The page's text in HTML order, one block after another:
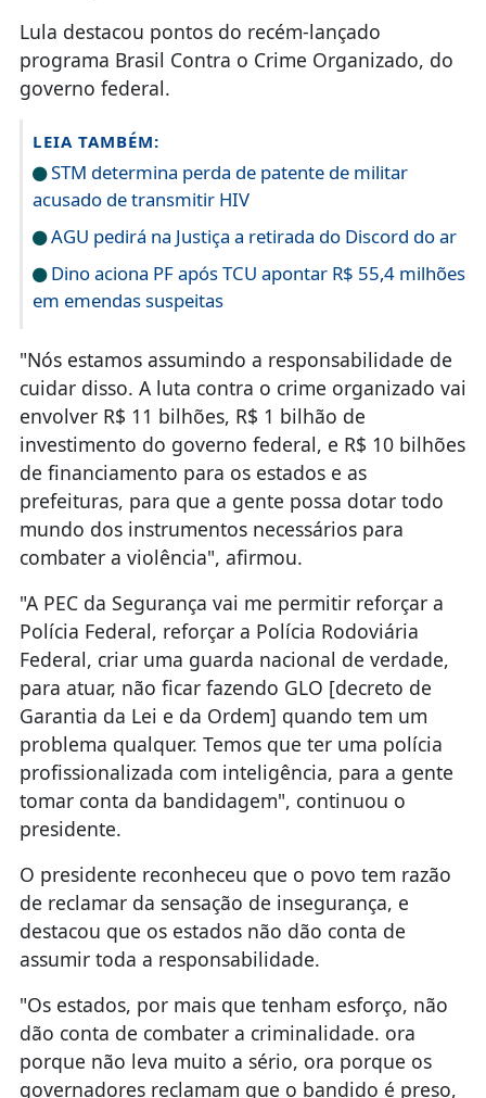
Lula destacou pontos do recém-lançado
programa Brasil Contra o Crime Organizado, do
governo federal.
LEIA TAMBÉM:
STM determina perda de patente de militar
acusado de transmitir HIV
AGU pedirá na Justiça a retirada do Discord do ar
Dino aciona PF após TCU apontar R$ 55,4 milhões
em emendas suspeitas
"Nós estamos assumindo a responsabilidade de
cuidar disso. A luta contra o crime organizado vai
envolver R$ 11 bilhões, R$ 1 bilhão de
investimento do governo federal, e R$ 10 bilhões
de financiamento para os estados e as
prefeituras, para que a gente possa dotar todo
mundo dos instrumentos necessários para
combater a violência", afirmou.
"A PEC da Segurança vai me permitir reforçar a
Polícia Federal, reforçar a Polícia Rodoviária
Federal, criar uma guarda nacional de verdade,
para atuar, não ficar fazendo GLO [decreto de
Garantia da Lei e da Ordem] quando tem um
problema qualquer. Temos que ter uma polícia
profissionalizada com inteligência, para a gente
tomar conta da bandidagem", continuou o
presidente.
O presidente reconheceu que o povo tem razão
de reclamar da sensação de insegurança, e
destacou que os estados não dão conta de
assumir toda a responsabilidade.
"Os estados, por mais que tenham esforço, não
dão conta de combater a criminalidade. ora
porque não leva muito a sério, ora porque os
governadores reclamam que o bandido é preso,